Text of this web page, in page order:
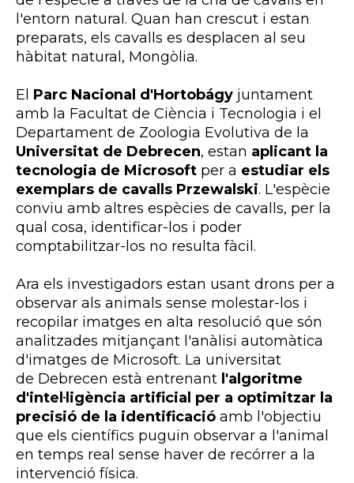
l'entorn natural. Quan han crescut i estan
preparats, els cavalls es desplacen al seu
hàbitat natural, Mongòlia.
El Parc Nacional d'Hortobágy juntament
amb la Facultat de Ciència i Tecnologia i el
Departament de Zoologia Evolutiva de la
Universitat de Debrecen, estan aplicant la
tecnologia de Microsoft per a estudiar els
exemplars de cavalls Przewalski. L'espècie
conviu amb altres espècies de cavalls, per la
qual cosa, identificar-los i poder
comptabilitzar-los no resulta fàcil.
Ara els investigadors estan usant drons per a
observar als animals sense molestar-los i
recopilar imatges en alta resolució que són
analitzades mitjançant l'anàlisi automàtica
d'imatges de Microsoft. La universitat
de Debrecen està entrenant l'algoritme
d'intel·ligència artificial per a optimitzar la
precisió de la identificació amb l'objectiu
que els científics puguin observar a l'animal
en temps real sense haver de recórrer a la
intervenció física.